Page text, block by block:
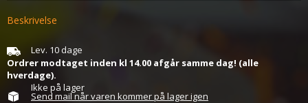
Beskrivelse
Lev. 10 dage
Ordrer modtaget inden kl 14.00 afgår samme dag! (alle
hverdage).
Ikke på lager
Send mail når varen kommer på lager igen